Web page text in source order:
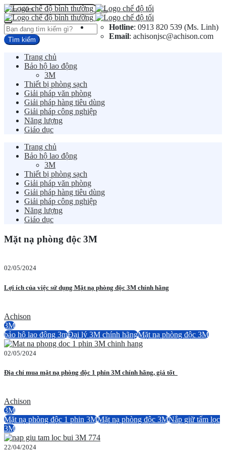
Hotline: 0913 820 539 (Ms. Linh)
Email: achisonjsc@achison.com
Trang chủ
Bảo hộ lao động
3M
Thiết bị phòng sạch
Giải pháp văn phòng
Giải pháp hàng tiêu dùng
Giải pháp công nghiệp
Năng lượng
Giáo dục
Trang chủ
Bảo hộ lao động
3M
Thiết bị phòng sạch
Giải pháp văn phòng
Giải pháp hàng tiêu dùng
Giải pháp công nghiệp
Năng lượng
Giáo dục
Mặt nạ phòng độc 3M
02/05/2024
Lợi ích của việc sử dụng Mặt nạ phòng độc 3M chính hãng
Achison
3M
bảo hộ lao động 3mĐại lý 3M chính hãngMặt nạ phòng độc 3M
02/05/2024
Địa chỉ mua mặt nạ phòng độc 1 phin 3M chính hãng, giá tốt
Achison
3M
Mặt nạ phòng độc 1 phin 3MMặt nạ phòng độc 3MNắp giữ tấm lọc
3M
22/04/2024